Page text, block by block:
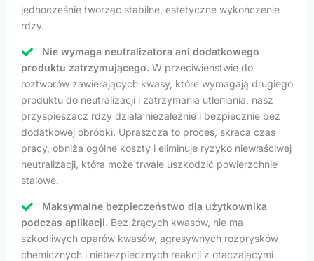
jednocześnie tworząc stabilne, estetyczne wykończenie
rdzy.
Nie wymaga neutralizatora ani dodatkowego
produktu zatrzymującego. W przeciwieństwie do
roztworów zawierających kwasy, które wymagają drugiego
produktu do neutralizacji i zatrzymania utleniania, nasz
przyspieszacz rdzy działa niezależnie i bezpiecznie bez
dodatkowej obróbki. Upraszcza to proces, skraca czas
pracy, obniża ogólne koszty i eliminuje ryzyko niewłaściwej
neutralizacji, która może trwale uszkodzić powierzchnie
stalowe.
Maksymalne bezpieczeństwo dla użytkownika
podczas aplikacji. Bez żrących kwasów, nie ma
szkodliwych oparów kwasów, agresywnych rozprysków
chemicznych i niebezpiecznych reakcji z otaczającymi